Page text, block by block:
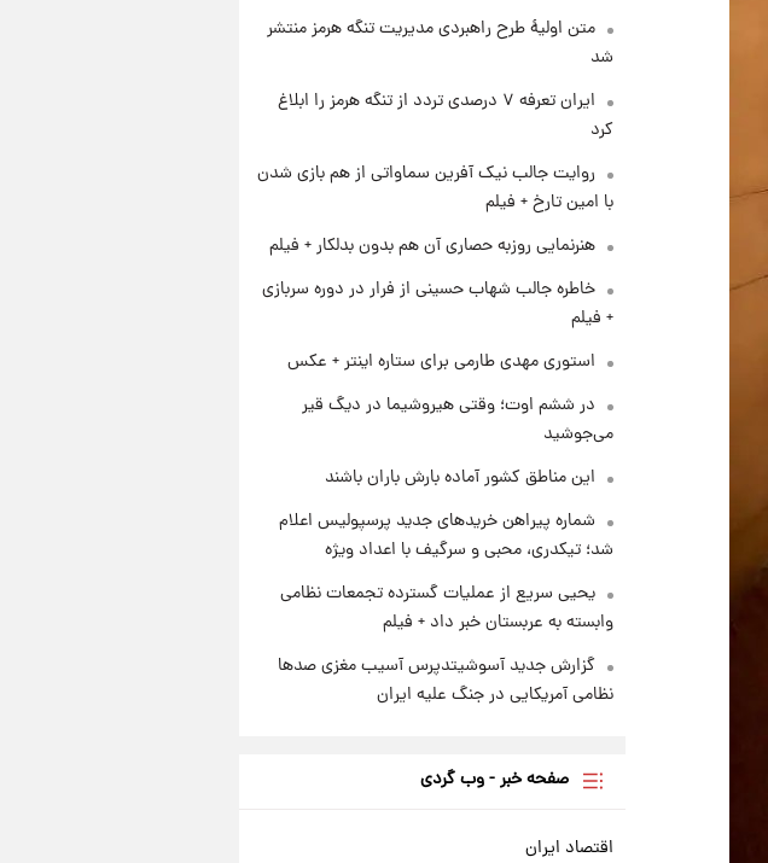
متن اولیۀ طرح راهبردی مدیریت تنگه هرمز منتشر
شد
ایران تعرفه ۷ درصدی تردد از تنگه هرمز را ابلاغ
کرد
روایت جالب نیک آفرین سماواتی از هم بازی شدن
با امین تارخ + فیلم
هنرنمایی روزبه حصاری آن هم بدون بدلکار + فیلم
خاطره جالب شهاب حسینی از فرار در دوره سربازی
+ فیلم
استوری مهدی طارمی برای ستاره اینتر + عکس
در ششم اوت؛ وقتی هیروشیما در دیگ قیر
می‌جوشید
این مناطق کشور آماده بارش باران باشند
شماره پیراهن خریدهای جدید پرسپولیس اعلام
شد؛ تیکدری، محبی و سرگیف با اعداد ویژه
یحیی سریع از عملیات گسترده تجمعات نظامی
وابسته به عربستان خبر داد + فیلم
گزارش جدید آسوشیتدپرس آسیب مغزی صدها
نظامی آمریکایی در جنگ علیه ایران
صفحه خبر - وب گردی
اقتصاد ایران